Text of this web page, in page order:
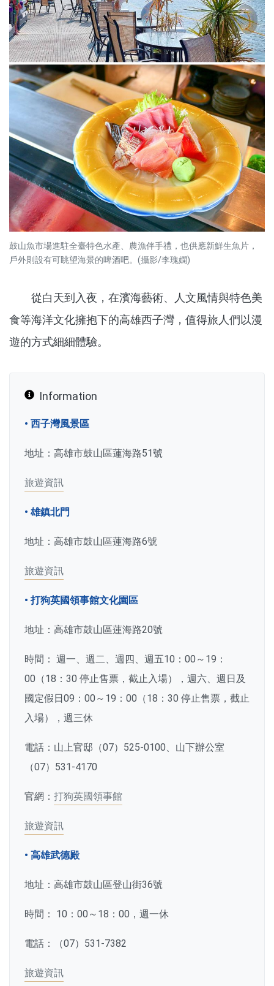
鼓山魚市場進駐全臺特色水產、農漁伴手禮，也供應新鮮生魚片，
戶外則設有可眺望海景的啤酒吧。(攝影/李瑰嫻)
從白天到入夜，在濱海藝術、人文風情與特色美
食等海洋文化擁抱下的高雄西子灣，值得旅人們以漫
遊的方式細細體驗。
Information
• 西子灣風景區
地址：高雄市鼓山區蓮海路51號
旅遊資訊
• 雄鎮北門
地址：高雄市鼓山區蓮海路6號
旅遊資訊
• 打狗英國領事館文化園區
地址：高雄市鼓山區蓮海路20號
時間： 週一、週二、週四、週五10：00～19：
00（18：30 停止售票，截止入場），週六、週日及
國定假日09：00～19：00（18：30 停止售票，截止
入場），週三休
電話：山上官邸（07）525-0100、山下辦公室
（07）531-4170
官網： 打狗英國領事館
旅遊資訊
• 高雄武德殿
地址：高雄市鼓山區登山街36號
時間： 10：00～18：00，週一休
電話：（07）531-7382
旅遊資訊